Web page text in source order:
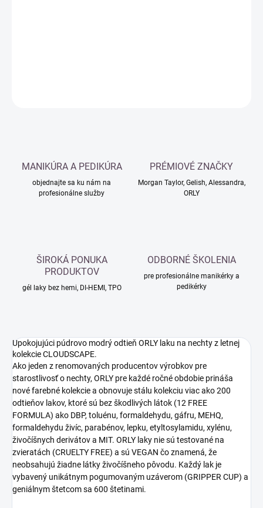
MANIKÚRA A PEDIKÚRA
objednajte sa ku nám na
profesionálne služby
PRÉMIOVÉ ZNAČKY
Morgan Taylor, Gelish, Alessandra,
ORLY
ŠIROKÁ PONUKA
PRODUKTOV
gél laky bez hemi, DI-HEMI, TPO
ODBORNÉ ŠKOLENIA
pre profesionálne manikérky a
pedikérky
Upokojujúci púdrovo modrýodtieň ORLY laku na nechtyz letnej
kolekcie CLOUDSCAPE.
Ako jeden z renomovaných producentov výrobkov pre
starostlivosť o nechty, ORLY pre každé ročné obdobie prináša
nové farebné kolekcie a obnovuje stálu kolekciu viac ako 200
odtieňov lakov, ktoré sú bez škodlivých látok (12 FREE
FORMULA) ako DBP, toluénu, formaldehydu, gáfru, MEHQ,
formaldehydu živíc, parabénov, lepku, etyltosylamidu, xylénu,
živočíšnych derivátov a MIT. ORLY laky nie sú testované na
zvieratách (CRUELTY FREE) a sú VEGAN čo znamená, že
neobsahujú žiadne látky živočíšneho pôvodu. Každý lak je
vybavený unikátnym pogumovaným uzáverom (GRIPPER CUP) a
geniálnym štetcom sa 600 štetinami.